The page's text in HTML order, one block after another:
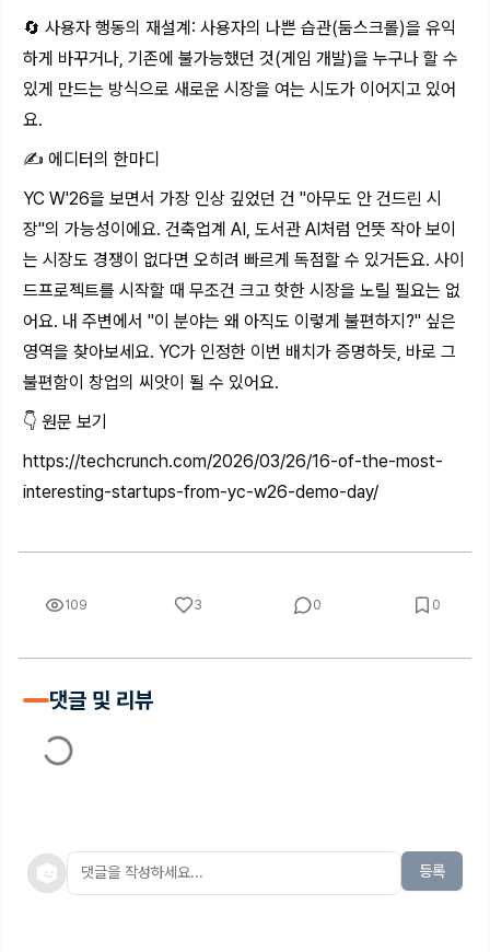
🔄 사용자 행동의 재설계: 사용자의 나쁜 습관(둠스크롤)을 유익
하게 바꾸거나, 기존에 불가능했던 것(게임 개발)을 누구나 할 수
있게 만드는 방식으로 새로운 시장을 여는 시도가 이어지고 있어
요.
✍️ 에디터의 한마디
YC W'26을 보면서 가장 인상 깊었던 건 "아무도 안 건드린 시
장"의 가능성이에요. 건축업계 AI, 도서관 AI처럼 언뜻 작아 보이
는 시장도 경쟁이 없다면 오히려 빠르게 독점할 수 있거든요. 사이
드프로젝트를 시작할 때 무조건 크고 핫한 시장을 노릴 필요는 없
어요. 내 주변에서 "이 분야는 왜 아직도 이렇게 불편하지?" 싶은
영역을 찾아보세요. YC가 인정한 이번 배치가 증명하듯, 바로 그
불편함이 창업의 씨앗이 될 수 있어요.
👇 원문 보기
https://techcrunch.com/2026/03/26/16-of-the-most-
interesting-startups-from-yc-w26-demo-day/
109 3 0 0
댓글 및 리뷰
등록